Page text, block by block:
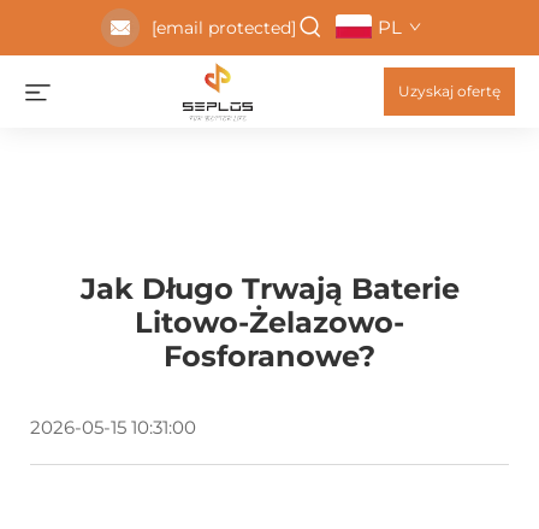
[email protected] PL
Uzyskaj ofertę
Jak Długo Trwają Baterie
Litowo-Żelazowo-
Fosforanowe?
2026-05-15 10:31:00